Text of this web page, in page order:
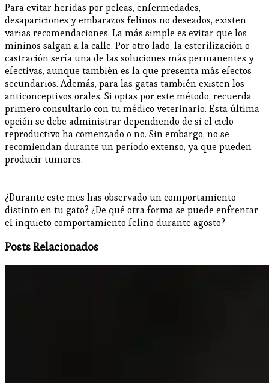
Para evitar heridas por peleas, enfermedades,
desapariciones y embarazos felinos no deseados, existen
varias recomendaciones. La más simple es evitar que los
mininos salgan a la calle. Por otro lado, la esterilización o
castración sería una de las soluciones más permanentes y
efectivas, aunque también es la que presenta más efectos
secundarios. Además, para las gatas también existen los
anticonceptivos orales. Si optas por este método, recuerda
primero consultarlo con tu médico veterinario. Esta última
opción se debe administrar dependiendo de si el ciclo
reproductivo ha comenzado o no. Sin embargo, no se
recomiendan durante un período extenso, ya que pueden
producir tumores.
¿Durante este mes has observado un comportamiento
distinto en tu gato? ¿De qué otra forma se puede enfrentar
el inquieto comportamiento felino durante agosto?
Posts Relacionados